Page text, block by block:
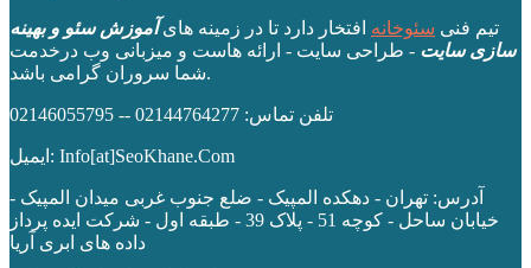
تیم فنی سئوخانه افتخار دارد تا در زمینه هایآموزش سئو و بهینه
سازی سایت - طراحی سایت - ارائه هاست و میزبانی وب درخدمت
شما سروران گرامی باشد.
تلفن تماس: 02144764277 -- 02146055795
ایمیل: Info[at]SeoKhane.Com
آدرس: تهران - دهکده المپیک - ضلع جنوب غربی میدان المپیک -
خیابان ساحل - کوچه 51 - پلاک 39 - طبقه اول
- شرکت ایده پرداز
داده های ابری آریا